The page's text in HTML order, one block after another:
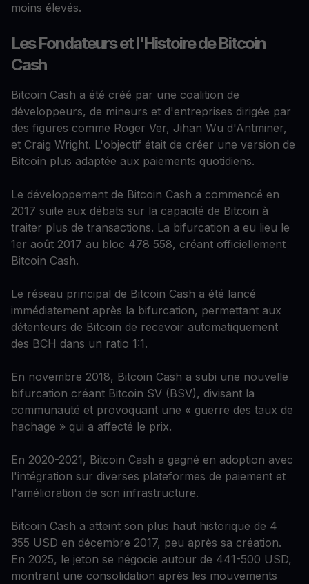
moins élevés.
Les Fondateurs et l'Histoire de Bitcoin
Cash
Bitcoin Cash a été créé par une coalition de
développeurs, de mineurs et d'entreprises dirigée par
des figures comme Roger Ver, Jihan Wu d'Antminer,
et Craig Wright. L'objectif était de créer une version de
Bitcoin plus adaptée aux paiements quotidiens.
Le développement de Bitcoin Cash a commencé en
2017 suite aux débats sur la capacité de Bitcoin à
traiter plus de transactions. La bifurcation a eu lieu le
1er août 2017 au bloc 478 558, créant officiellement
Bitcoin Cash.
Le réseau principal de Bitcoin Cash a été lancé
immédiatement après la bifurcation, permettant aux
détenteurs de Bitcoin de recevoir automatiquement
des BCH dans un ratio 1:1.
En novembre 2018, Bitcoin Cash a subi une nouvelle
bifurcation créant Bitcoin SV (BSV), divisant la
communauté et provoquant une « guerre des taux de
hachage » qui a affecté le prix.
En 2020-2021, Bitcoin Cash a gagné en adoption avec
l'intégration sur diverses plateformes de paiement et
l'amélioration de son infrastructure.
Bitcoin Cash a atteint son plus haut historique de 4
355 USD en décembre 2017, peu après sa création.
En 2025, le jeton se négocie autour de 441-500 USD,
montrant une consolidation après les mouvements